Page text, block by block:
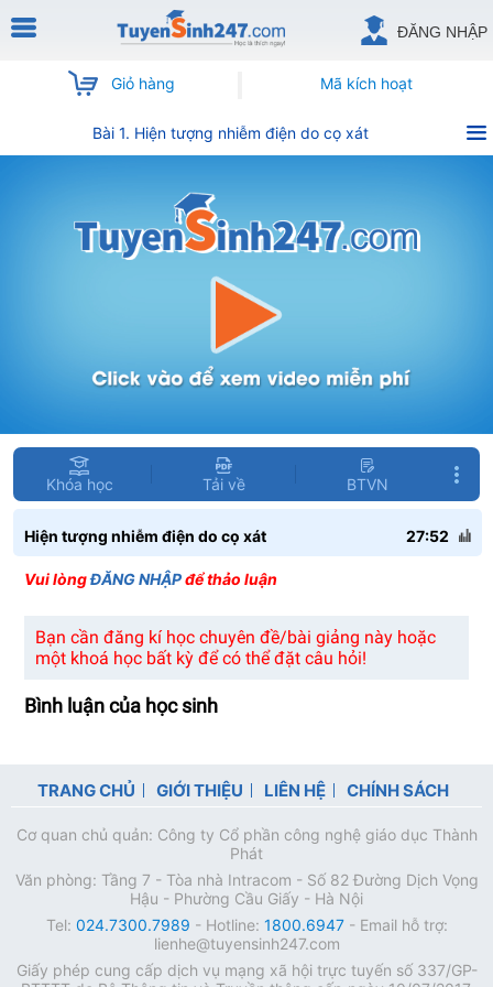
ĐĂNG NHẬP
Giỏ hàng Mã kích hoạt
Bài 1. Hiện tượng nhiễm điện do cọ xát
Khóa học Tải về BTVN
Hiện tượng nhiễm điện do cọ xát 27:52
Vui lòngĐĂNG NHẬPđể thảo luận
Bạn cần đăng kí học chuyên đề/bài giảng này hoặc
một khoá học bất kỳ để có thể đặt câu hỏi!
Bình luận của học sinh
TRANG CHỦ GIỚI THIỆU LIÊN HỆ CHÍNH SÁCH
Cơ quan chủ quản: Công ty Cổ phần công nghệ giáo dục Thành
Phát
Văn phòng: Tầng 7 - Tòa nhà Intracom - Số 82 Đường Dịch Vọng
Hậu - Phường Cầu Giấy - Hà Nội
Tel: 024.7300.7989 - Hotline: 1800.6947- Email hỗ trợ:
lienhe@tuyensinh247.com
Giấy phép cung cấp dịch vụ mạng xã hội trực tuyến số 337/GP-